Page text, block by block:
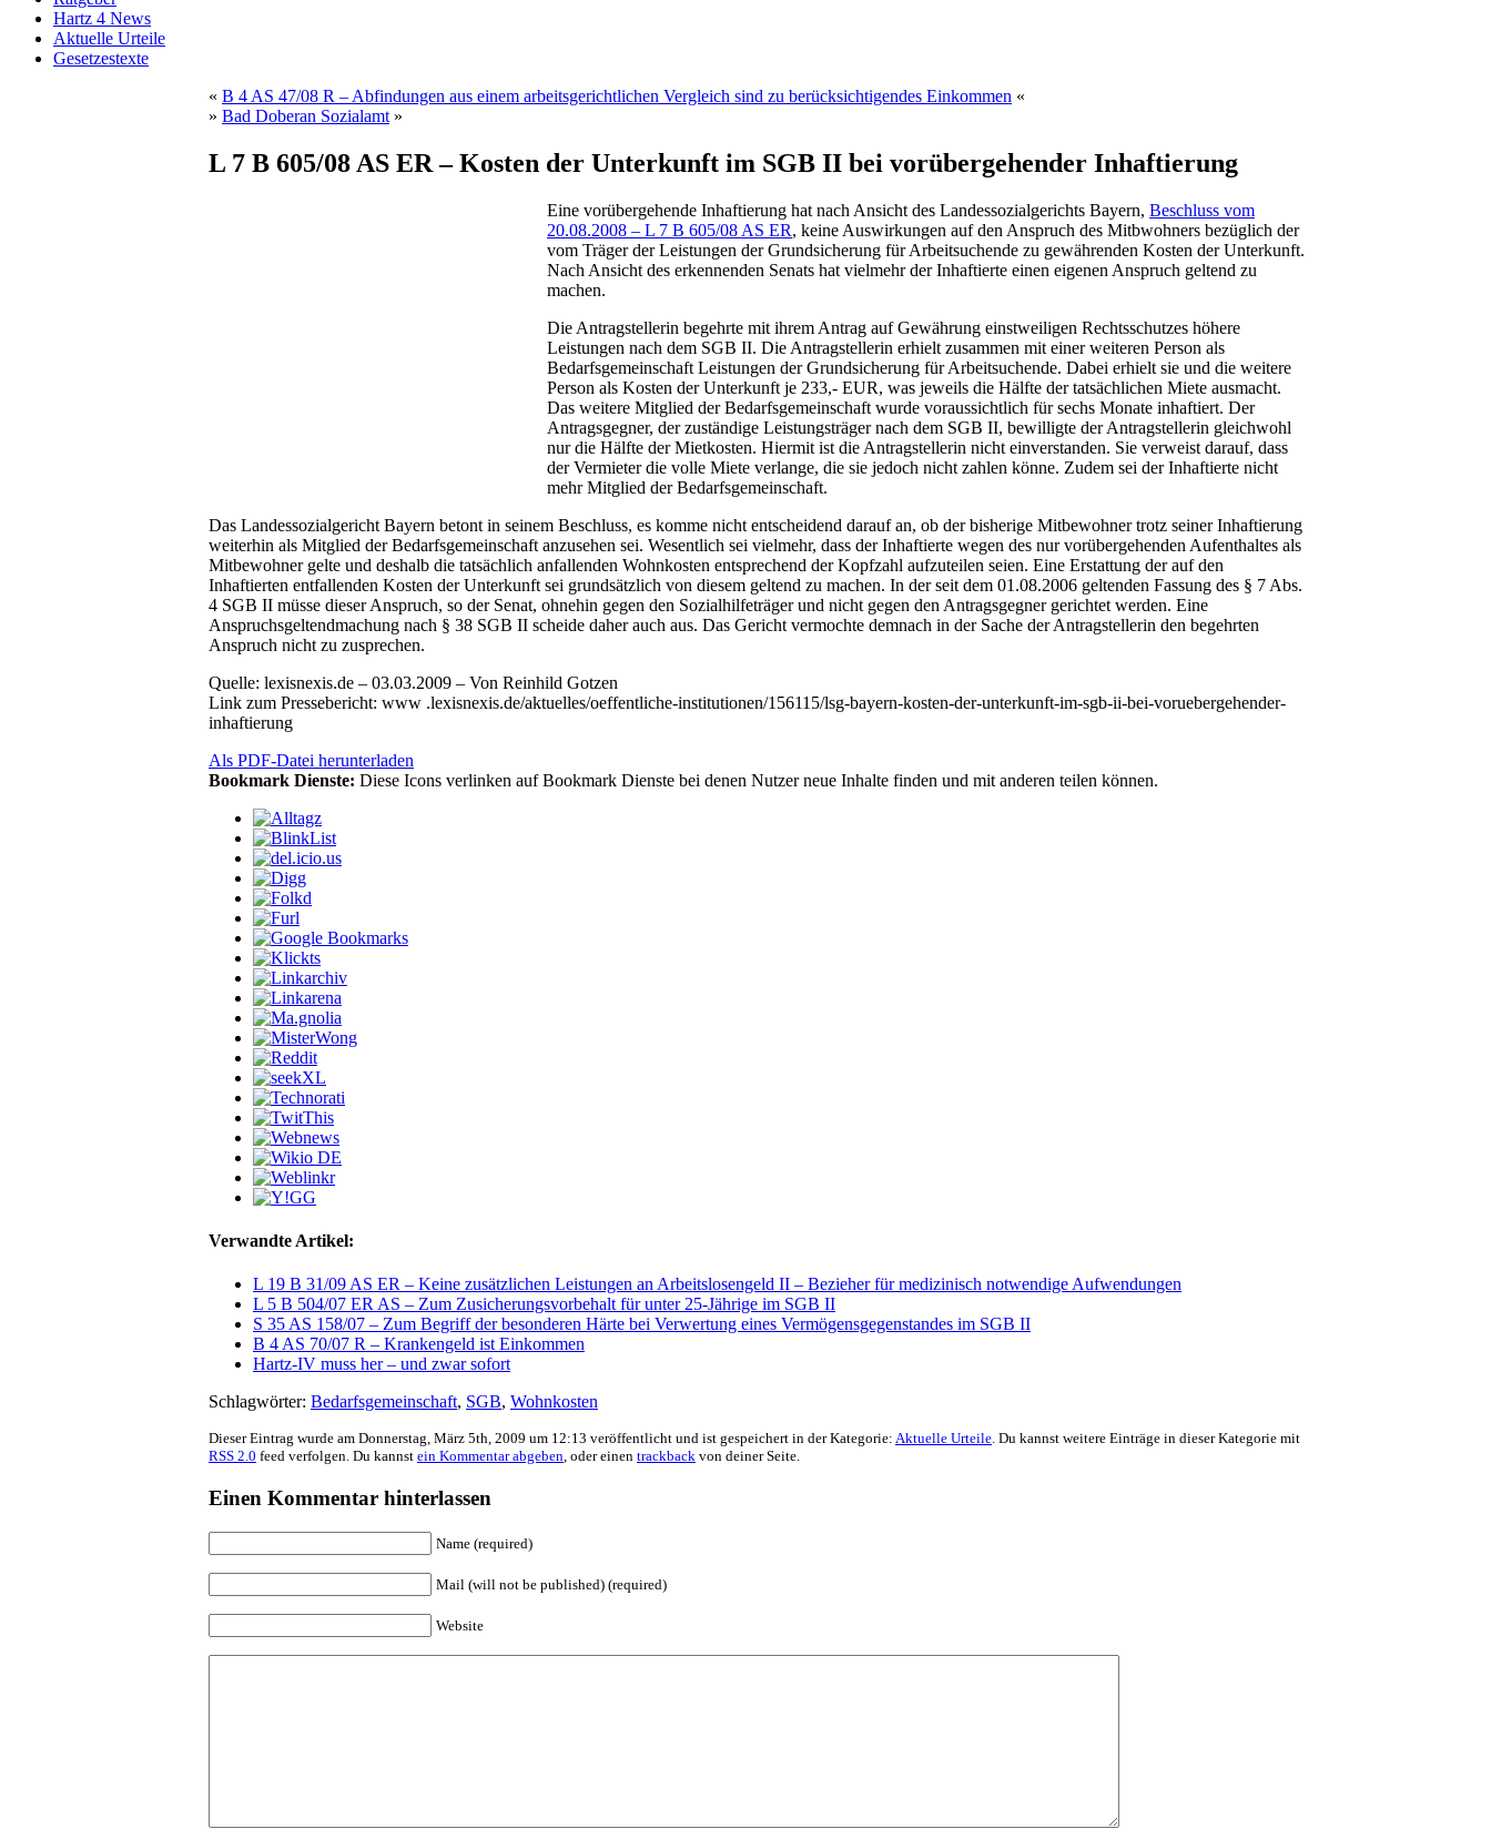
Hartz 4 News
Aktuelle Urteile
Gesetzestexte
« B 4 AS 47/08 R – Abfindungen aus einem arbeitsgerichtlichen Vergleich sind zu berücksichtigendes Einkommen «
» Bad Doberan Sozialamt »
L 7 B 605/08 AS ER – Kosten der Unterkunft im SGB II bei vorübergehender Inhaftierung
Eine vorübergehende Inhaftierung hat nach Ansicht des Landessozialgerichts Bayern, Beschluss vom
20.08.2008 – L 7 B 605/08 AS ER, keine Auswirkungen auf den Anspruch des Mitbwohners bezüglich der
vom Träger der Leistungen der Grundsicherung für Arbeitsuchende zu gewährenden Kosten der Unterkunft.
Nach Ansicht des erkennenden Senats hat vielmehr der Inhaftierte einen eigenen Anspruch geltend zu
machen.
Die Antragstellerin begehrte mit ihrem Antrag auf Gewährung einstweiligen Rechtsschutzes höhere
Leistungen nach dem SGB II. Die Antragstellerin erhielt zusammen mit einer weiteren Person als
Bedarfsgemeinschaft Leistungen der Grundsicherung für Arbeitsuchende. Dabei erhielt sie und die weitere
Person als Kosten der Unterkunft je 233,- EUR, was jeweils die Hälfte der tatsächlichen Miete ausmacht.
Das weitere Mitglied der Bedarfsgemeinschaft wurde voraussichtlich für sechs Monate inhaftiert. Der
Antragsgegner, der zuständige Leistungsträger nach dem SGB II, bewilligte der Antragstellerin gleichwohl
nur die Hälfte der Mietkosten. Hiermit ist die Antragstellerin nicht einverstanden. Sie verweist darauf, dass
der Vermieter die volle Miete verlange, die sie jedoch nicht zahlen könne. Zudem sei der Inhaftierte nicht
mehr Mitglied der Bedarfsgemeinschaft.
Das Landessozialgericht Bayern betont in seinem Beschluss, es komme nicht entscheidend darauf an, ob der bisherige Mitbewohner trotz seiner Inhaftierung
weiterhin als Mitglied der Bedarfsgemeinschaft anzusehen sei. Wesentlich sei vielmehr, dass der Inhaftierte wegen des nur vorübergehenden Aufenthaltes als
Mitbewohner gelte und deshalb die tatsächlich anfallenden Wohnkosten entsprechend der Kopfzahl aufzuteilen seien. Eine Erstattung der auf den
Inhaftierten entfallenden Kosten der Unterkunft sei grundsätzlich von diesem geltend zu machen. In der seit dem 01.08.2006 geltenden Fassung des § 7 Abs.
4 SGB II müsse dieser Anspruch, so der Senat, ohnehin gegen den Sozialhilfeträger und nicht gegen den Antragsgegner gerichtet werden. Eine
Anspruchsgeltendmachung nach § 38 SGB II scheide daher auch aus. Das Gericht vermochte demnach in der Sache der Antragstellerin den begehrten
Anspruch nicht zu zusprechen.
Quelle: lexisnexis.de – 03.03.2009 – Von Reinhild Gotzen
Link zum Pressebericht: www .lexisnexis.de/aktuelles/oeffentliche-institutionen/156115/lsg-bayern-kosten-der-unterkunft-im-sgb-ii-bei-voruebergehender-
inhaftierung
Als PDF-Datei herunterladen
Bookmark Dienste: Diese Icons verlinken auf Bookmark Dienste bei denen Nutzer neue Inhalte finden und mit anderen teilen können.
Verwandte Artikel:
L 19 B 31/09 AS ER – Keine zusätzlichen Leistungen an Arbeitslosengeld II – Bezieher für medizinisch notwendige Aufwendungen
L 5 B 504/07 ER AS – Zum Zusicherungsvorbehalt für unter 25-Jährige im SGB II
S 35 AS 158/07 – Zum Begriff der besonderen Härte bei Verwertung eines Vermögensgegenstandes im SGB II
B 4 AS 70/07 R – Krankengeld ist Einkommen
Hartz-IV muss her – und zwar sofort
Schlagwörter: Bedarfsgemeinschaft, SGB, Wohnkosten
Dieser Eintrag wurde am Donnerstag, März 5th, 2009 um 12:13 veröffentlicht und ist gespeichert in der Kategorie: Aktuelle Urteile. Du kannst weitere Einträge in dieser Kategorie mit
RSS 2.0 feed verfolgen. Du kannst ein Kommentar abgeben, oder einen trackback von deiner Seite.
Einen Kommentar hinterlassen
Name (required)
Mail (will not be published) (required)
Website